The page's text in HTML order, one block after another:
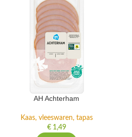
AH Achterham
Kaas, vleeswaren, tapas
€1,49